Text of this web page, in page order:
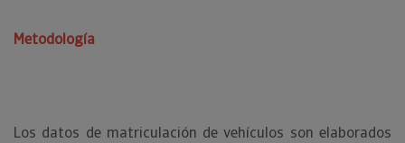
Metodología
Los datos de matriculación de vehículos son elaborados